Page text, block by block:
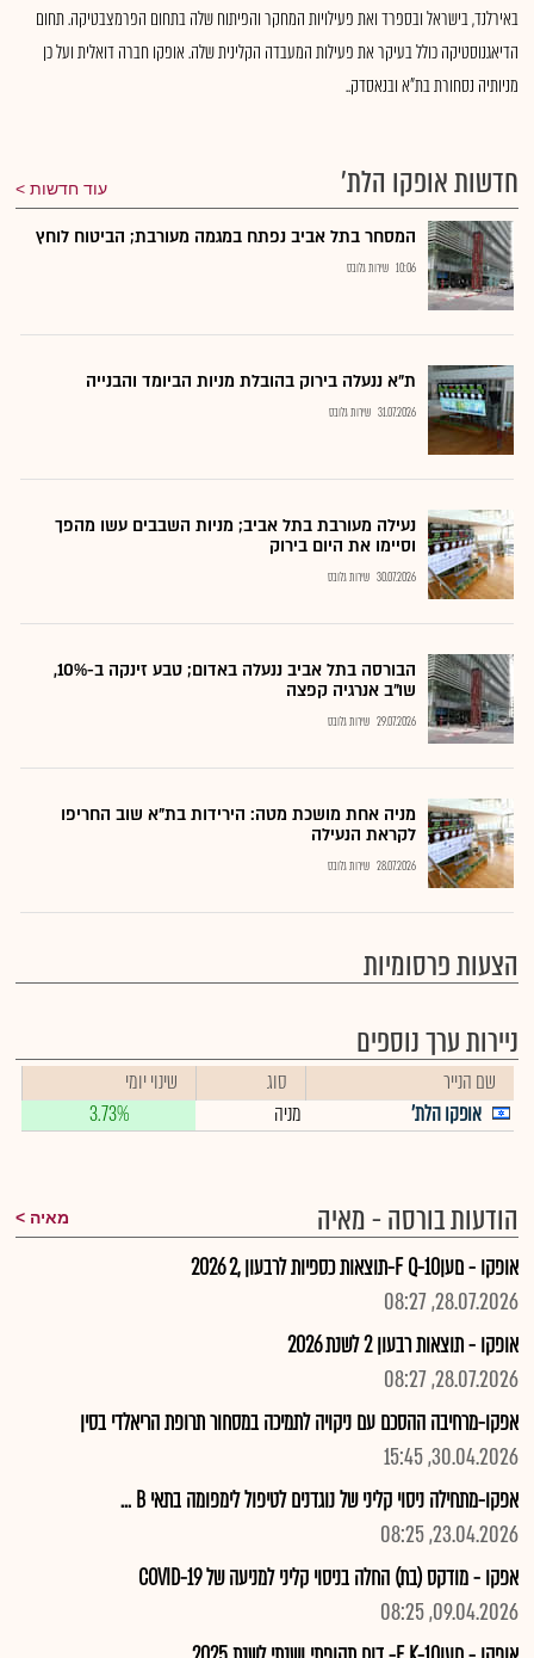
באירלנד, בישראל ובספרד ואת פעילויות המחקר והפיתוח שלה בתחום הפרמצבטיקה. תחום
הדיאגנוסטיקה כולל בעיקר את פעילות המעבדה הקלינית שלה. אופקו חברה דואלית ועל כן
מניותיה נסחורת בת"א ובנאסדק..
חדשות אופקו הלת' עוד חדשות
המסחר בתל אביב נפתח במגמה מעורבת; הביטוח לוחץ
10:06 שירות גלובס
ת"א ננעלה בירוק בהובלת מניות הביומד והבנייה
31.07.2026 שירות גלובס
נעילה מעורבת בתל אביב; מניות השבבים עשו מהפך
וסיימו את היום בירוק
30.07.2026 שירות גלובס
הבורסה בתל אביב ננעלה באדום; טבע זינקה ב-10%,
שו"ב אנרגיה קפצה
29.07.2026 שירות גלובס
מניה אחת מושכת מטה: הירידות בת"א שוב החריפו
לקראת הנעילה
28.07.2026 שירות גלובס
הצעות פרסומיות
ניירות ערך נוספים
שם הנייר סוג
שינוי יומי
אופקו הלת'
מניה 3.73%
הודעות בורסה - מאיה מאיה
אופקו - םעןF Q-10-תוצאות כספיות לרבעון ,2 2026
28.07.2026, 08:27
אופקו - תוצאות רבעון 2 לשנת 2026
28.07.2026, 08:27
אפקו-מרחיבה ההסכם עם ניקויה לתמיכה במסחור תרופת הריאלדי בסין
30.04.2026, 15:45
אפקו-מתחילה ניסוי קליני של נוגדנים לטיפול לימפומה בתאי B ...
23.04.2026, 08:25
אפקו - מודקס (בת) החלה בניסוי קליני למניעה של 19-COVID
09.04.2026, 08:25